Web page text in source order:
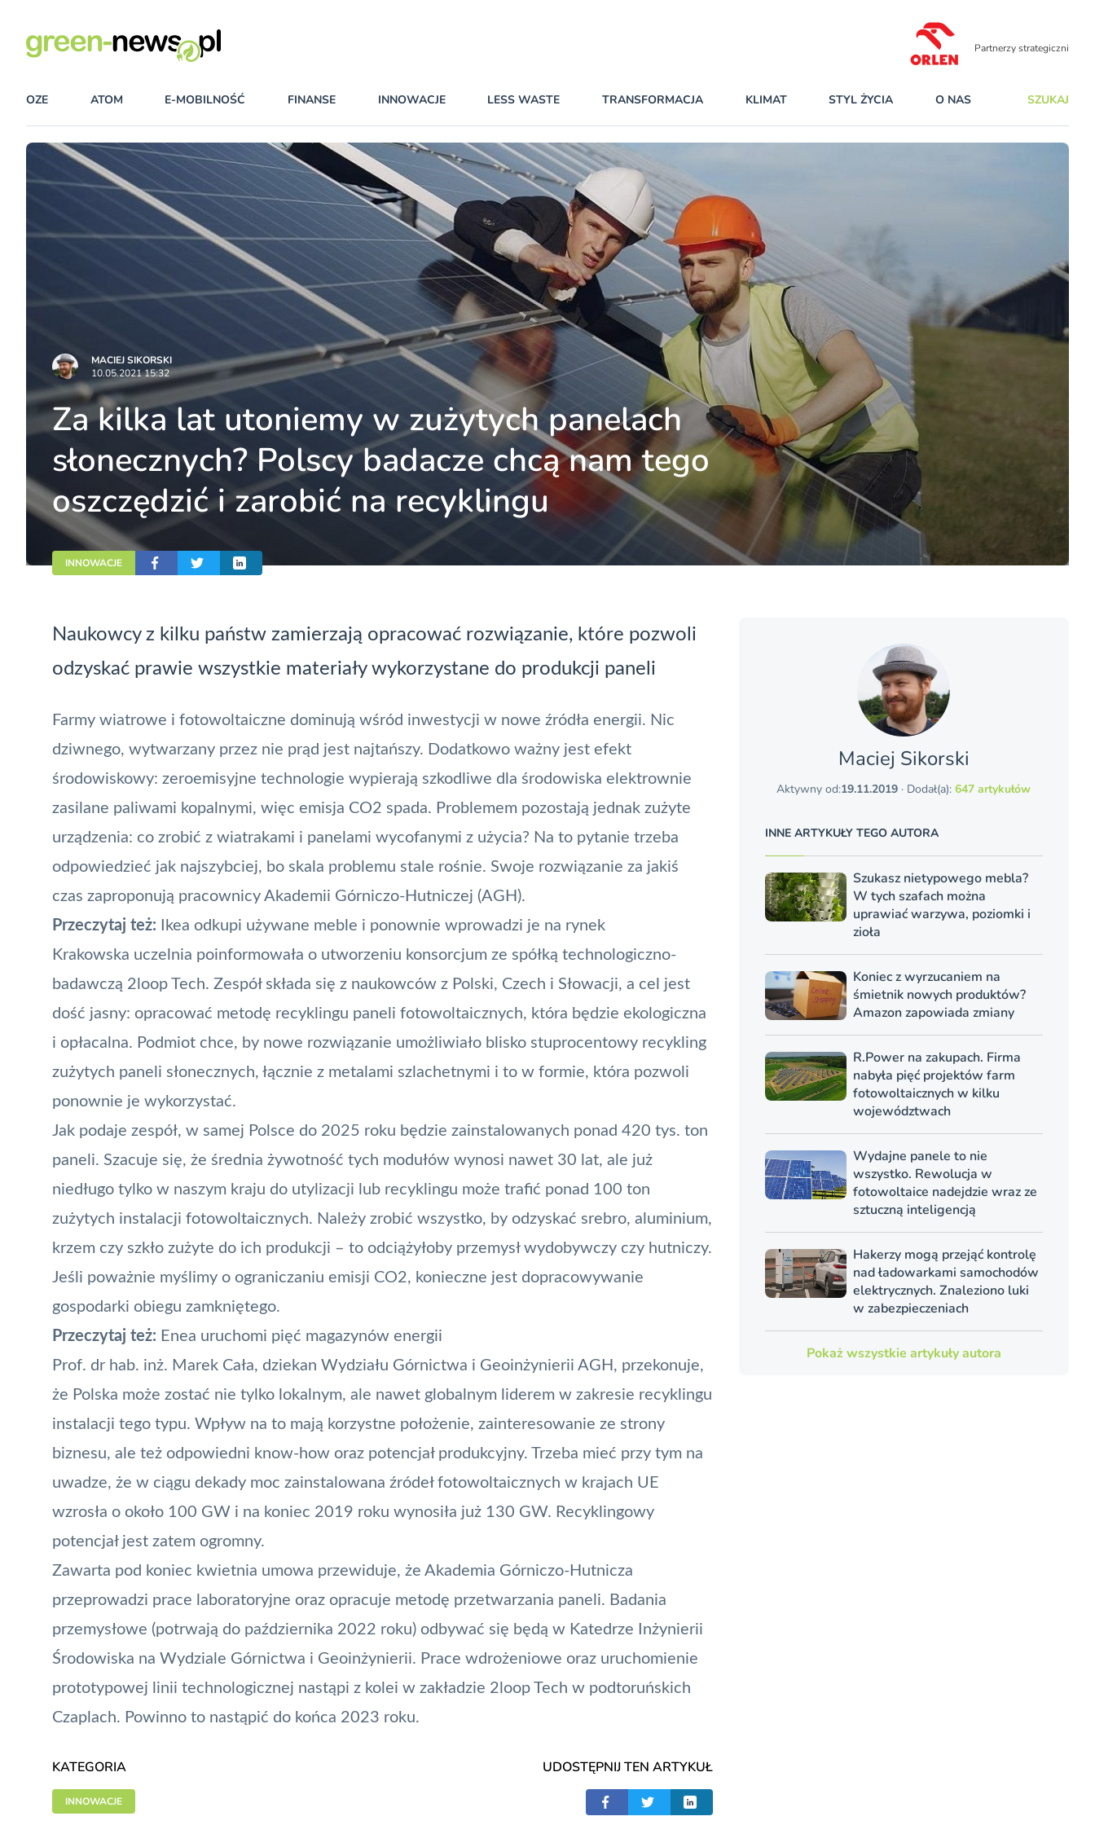
Partnerzy strategiczni
OZE ATOM E-MOBILNOŚĆ FINANSE INNOWACJE LESS WASTE TRANSFORMACJA KLIMAT STYL ŻYCIA O NAS SZUKAJ
MACIEJ SIKORSKI
10.05.2021 15:32
Za kilka lat utoniemy w zużytych panelach
słonecznych? Polscy badacze chcą nam tego
oszczędzić i zarobić na recyklingu
INNOWACJE
Naukowcy z kilku państw zamierzają opracować rozwiązanie, które pozwoli
odzyskać prawie wszystkie materiały wykorzystane do produkcji paneli
Farmy wiatrowe i fotowoltaiczne dominują wśród inwestycji w nowe źródła energii. Nic
dziwnego, wytwarzany przez nie prąd jest najtańszy. Dodatkowo ważny jest efekt
środowiskowy: zeroemisyjne technologie wypierają szkodliwe dla środowiska elektrownie
zasilane paliwami kopalnymi, więc emisja CO2 spada. Problemem pozostają jednak zużyte
urządzenia: co zrobić z wiatrakami i panelami wycofanymi z użycia? Na to pytanie trzeba
odpowiedzieć jak najszybciej, bo skala problemu stale rośnie. Swoje rozwiązanie za jakiś
czas zaproponują pracownicy Akademii Górniczo-Hutniczej (AGH).
Przeczytaj też:
Ikea odkupi używane meble i ponownie wprowadzi je na rynek
Krakowska uczelnia poinformowała o utworzeniu konsorcjum ze spółką technologiczno-
badawczą 2loop Tech. Zespół składa się z naukowców z Polski, Czech i Słowacji, a cel jest
dość jasny: opracować metodę recyklingu paneli fotowoltaicznych, która będzie ekologiczna
i opłacalna. Podmiot chce, by nowe rozwiązanie umożliwiało blisko stuprocentowy recykling
zużytych paneli słonecznych, łącznie z metalami szlachetnymi i to w formie, która pozwoli
ponownie je wykorzystać.
Jak podaje zespół, w samej Polsce do 2025 roku będzie zainstalowanych ponad 420 tys. ton
paneli. Szacuje się, że średnia żywotność tych modułów wynosi nawet 30 lat, ale już
niedługo tylko w naszym kraju do utylizacji lub recyklingu może trafić ponad 100 ton
zużytych instalacji fotowoltaicznych. Należy zrobić wszystko, by odzyskać srebro, aluminium,
krzem czy szkło zużyte do ich produkcji – to odciążyłoby przemysł wydobywczy czy hutniczy.
Jeśli poważnie myślimy o ograniczaniu emisji CO2, konieczne jest dopracowywanie
gospodarki obiegu zamkniętego.
Przeczytaj też: Enea uruchomi pięć magazynów energii
Prof. dr hab. inż. Marek Cała, dziekan Wydziału Górnictwa i Geoinżynierii AGH, przekonuje,
że Polska może zostać nie tylko lokalnym, ale nawet globalnym liderem w zakresie recyklingu
instalacji tego typu. Wpływ na to mają korzystne położenie, zainteresowanie ze strony
biznesu, ale też odpowiedni know-how oraz potencjał produkcyjny. Trzeba mieć przy tym na
uwadze, że w ciągu dekady moc zainstalowana źródeł fotowoltaicznych w krajach UE
wzrosła o około 100 GW i na koniec 2019 roku wynosiła już 130 GW. Recyklingowy
potencjał jest zatem ogromny.
Zawarta pod koniec kwietnia umowa przewiduje, że Akademia Górniczo-Hutnicza
przeprowadzi prace laboratoryjne oraz opracuje metodę przetwarzania paneli. Badania
przemysłowe (potrwają do października 2022 roku) odbywać się będą w Katedrze Inżynierii
Środowiska na Wydziale Górnictwa i Geoinżynierii. Prace wdrożeniowe oraz uruchomienie
prototypowej linii technologicznej nastąpi z kolei w zakładzie 2loop Tech w podtoruńskich
Czaplach. Powinno to nastąpić do końca 2023 roku.
KATEGORIA
INNOWACJE
UDOSTĘPNIJ TEN ARTYKUŁ
Maciej Sikorski
Aktywny od:19.11.2019 · Dodał(a):647 artykułów
INNE ARTYKUŁY TEGO AUTORA
Szukasz nietypowego mebla?
W tych szafach można
uprawiać warzywa, poziomki i
zioła
Koniec z wyrzucaniem na
śmietnik nowych produktów?
Amazon zapowiada zmiany
R.Power na zakupach. Firma
nabyła pięć projektów farm
fotowoltaicznych w kilku
województwach
Wydajne panele to nie
wszystko. Rewolucja w
fotowoltaice nadejdzie wraz ze
sztuczną inteligencją
Hakerzy mogą przejąć kontrolę
nad ładowarkami samochodów
elektrycznych. Znaleziono luki
w zabezpieczeniach
Pokaż wszystkie artykuły autora